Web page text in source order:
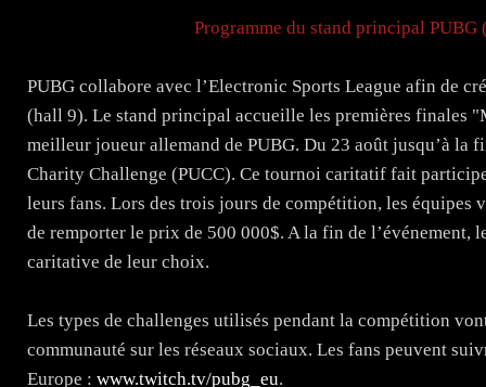
Programme du stand principal
PUBG collabore avec l’Electronic Sports League afin de
(hall 9). Le stand principal accueille les premières finales
meilleur joueur allemand de PUBG. Du 23 août jusqu’à la
Charity Challenge (PUCC). Ce tournoi caritatif fait
leurs fans. Lors des trois jours de compétition, les équipes
de remporter le prix de 500 000$. A la fin de
caritative de leur choix.
Les types de challenges utilisés pendant la compétition
communauté sur les réseaux sociaux. Les fans peuvent
Europe : www.twitch.tv/pubg_eu.